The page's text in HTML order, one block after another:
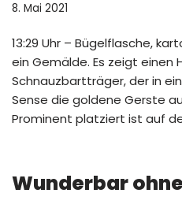
8. Mai 2021
13:29 Uhr – Bügelflasche,
ein Gemälde. Es zeigt einen
Schnauzbartträger, der in
Sense die goldene Gerste
Prominent platziert ist auf
Wunderbar